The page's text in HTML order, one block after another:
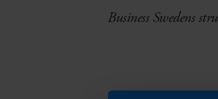
Business Swedens